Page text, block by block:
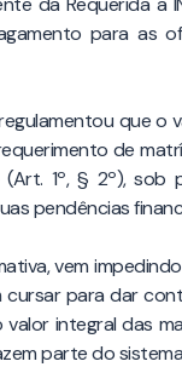
para as
que o
de
1º, § 2º), sob
pendências
vem
cursar para dar
integral das
parte do sistema